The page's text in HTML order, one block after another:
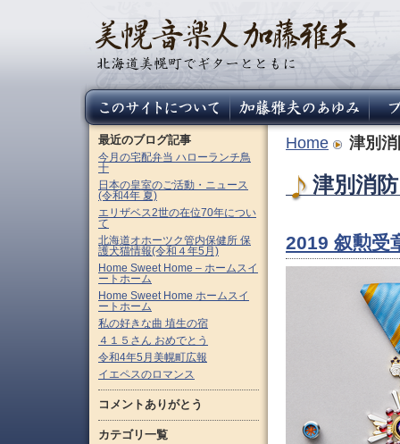
Home 津別
津別消
2019 叙勲受
最近のブログ記事
今月の宅配弁当 ハローランチ鳥
十
日本の皇室のご活動・ニュース
(令和4年 夏)
エリザベス2世の在位70年につい
て
北海道オホーツク管内保健所 保
護犬猫情報(令和４年5月)
Home Sweet Home – ホームスイ
ートホーム
Home Sweet Home ホームスイ
ートホーム
私の好きな曲 埴生の宿
４１５さん おめでとう
令和4年5月美幌町広報
イエペスのロマンス
コメントありがとう
カテゴリ一覧